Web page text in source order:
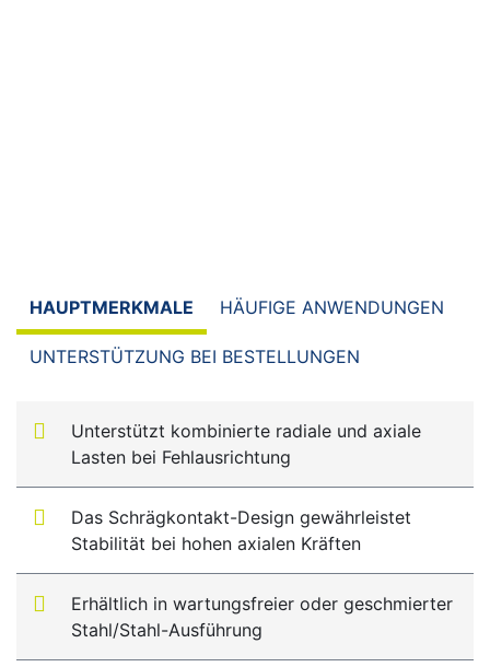
HAUPTMERKMALE HÄUFIGE ANWENDUNGEN
UNTERSTÜTZUNG BEI BESTELLUNGEN
Unterstützt kombinierte radiale und axiale
Lasten bei Fehlausrichtung
Das Schrägkontakt-Design gewährleistet
Stabilität bei hohen axialen Kräften
Erhältlich in wartungsfreier oder geschmierter
Stahl/Stahl-Ausführung